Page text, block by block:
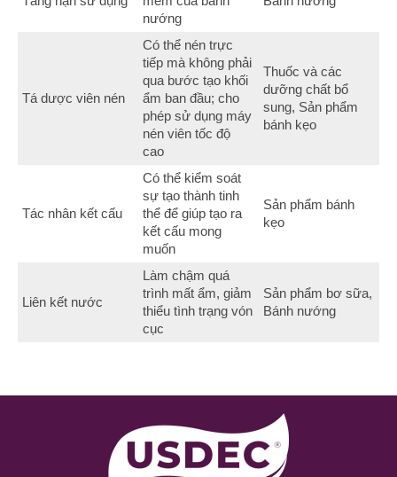
nướng
Tá dược viên nén
Có thể nén trực
tiếp mà không phải
qua bước tạo khối
ẩm ban đầu; cho
phép sử dụng máy
nén viên tốc độ
cao
Thuốc và các
dưỡng chất bổ
sung, Sản phẩm
bánh kẹo
Tác nhân kết cấu
Có thể kiểm soát
sự tạo thành tinh
thể để giúp tạo ra
kết cấu mong
muốn
Sản phẩm bánh
kẹo
Liên kết nước
Làm chậm quá
trình mất ẩm, giảm
thiểu tình trạng vón
cục
Sản phẩm bơ sữa,
Bánh nướng